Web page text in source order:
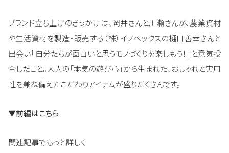
ブランド立ち上げのきっかけは、岡井さんと川瀬さんが、農業資材
や生活資材を製造・販売する（株）イノベックスの樋口善幸さんと
出会い「自分たちが面白いと思うモノづくりを楽しもう！」と意気投
合したこと。大人の「本気の遊び心」から生まれた、おしゃれと実用
性を兼ね備えたこだわりアイテムが盛りだくさんです。
▼前編はこちら
関連記事でもっと詳しく